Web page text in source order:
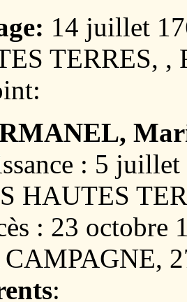
14 juillet
TERRES, ,
: 5
HAUTES
: 23
: